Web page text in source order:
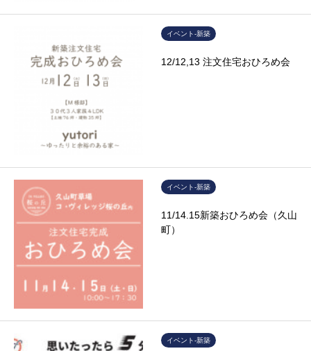
イベント-新築
12/12,13 注文住宅おひろめ会
イベント-新築
11/14.15新築おひろめ会（久山
町）
イベント-新築